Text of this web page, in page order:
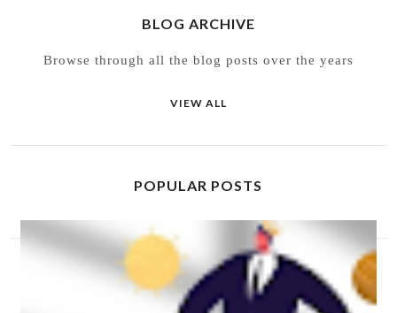
BLOG ARCHIVE
Browse through all the blog posts over the years
VIEW ALL
POPULAR POSTS